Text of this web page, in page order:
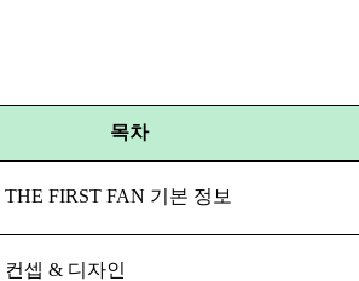
목차
FIRST FAN 기본 정보
컨셉 & 디자인